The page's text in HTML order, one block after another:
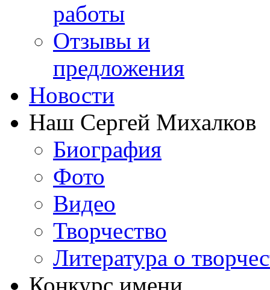
работы
Отзывы и
предложения
Новости
Наш Сергей Михалков
Биография
Фото
Видео
Творчество
Литература о